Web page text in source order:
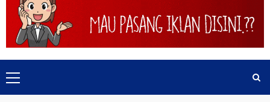
Primary
Menu